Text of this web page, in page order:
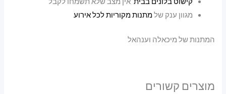
מגוון ענק שלמתנות מקוריות לכל אירוע
המתנות של מיכאלה וענהאל
מוצרים קשורים